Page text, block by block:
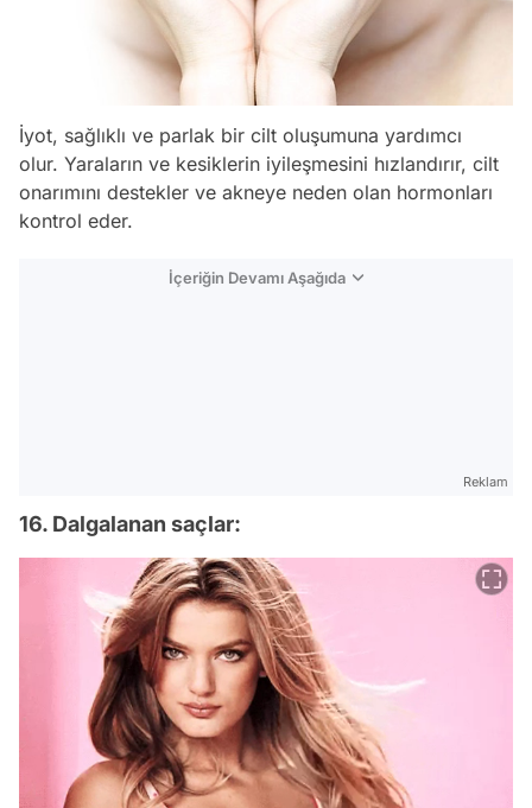
İyot, sağlıklı ve parlak bir cilt oluşumuna yardımcı
olur. Yaraların ve kesiklerin iyileşmesini hızlandırır, cilt
onarımını destekler ve akneye neden olan hormonları
kontrol eder.
İçeriğin Devamı Aşağıda
Reklam
16. Dalgalanan saçlar: